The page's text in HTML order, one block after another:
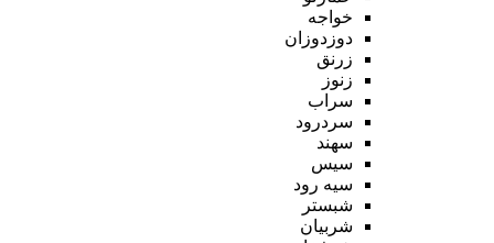
خواجه
دوزدوزان
زرنق
زنوز
سراب
سردرود
سهند
سیس
سیه رود
شبستر
شربیان